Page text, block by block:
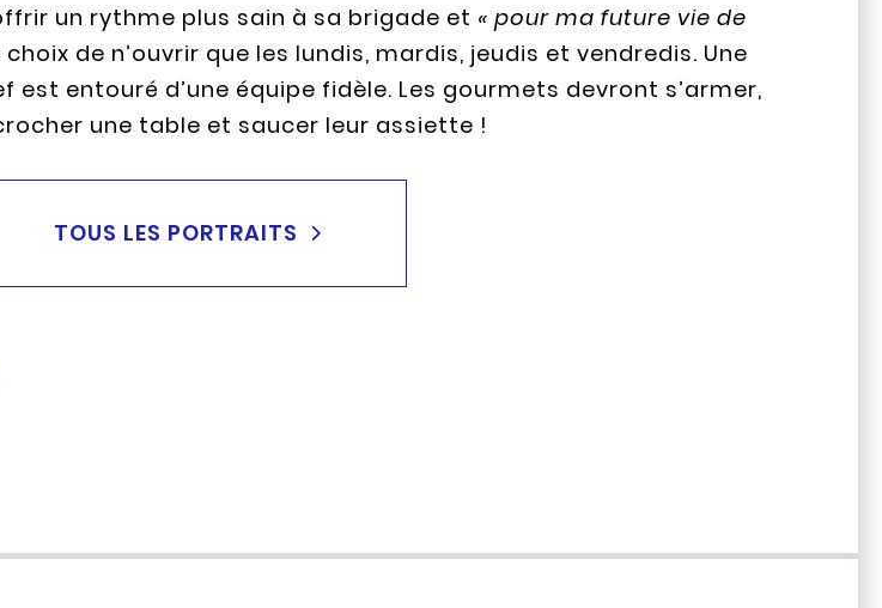
un rythme plus sain à sa brigade et « pour ma future vie de
de n’ouvrir que les lundis, mardis, jeudis et vendredis. Une
est entouré d’une équipe fidèle. Les gourmets devront s’armer,
une table et saucer leur assiette !
TOUS LES PORTRAITS